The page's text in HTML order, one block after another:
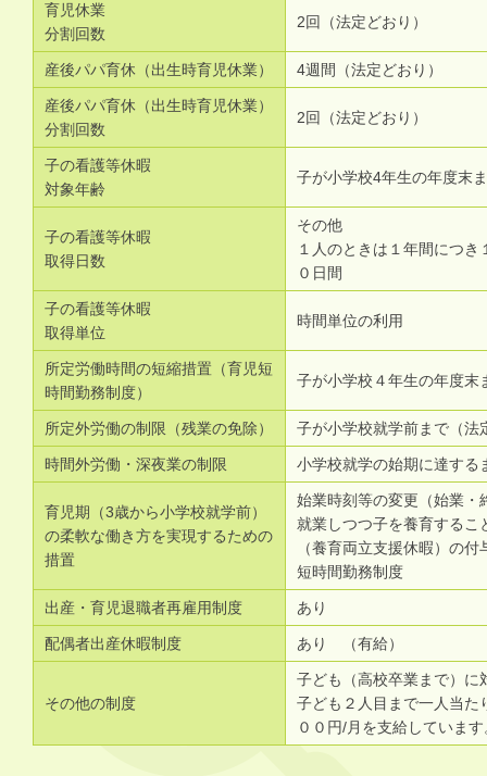
育児休業
分割回数
2回（法定どおり）
産後パパ育休（出生時育児休業） 4週間（法定どおり）
産後パパ育休（出生時育児休業）
分割回数
2回（法定どおり）
子の看護等休暇
対象年齢
子が小学校4年生の年度末
子の看護等休暇
取得日数
その他
１人のときは１年間につ
０日間
子の看護等休暇
取得単位
時間単位の利用
所定労働時間の短縮措置（育児短
時間勤務制度）
子が小学校４年生の年度末
所定外労働の制限（残業の免除） 子が小学校就学前まで（法
時間外労働・深夜業の制限 小学校就学の始期に達する
育児期（3歳から小学校就学前）
の柔軟な働き方を実現するための
措置
始業時刻等の変更（始業・
就業しつつ子を養育するこ
（養育両立支援休暇）の
短時間勤務制度
出産・育児退職者再雇用制度 あり
配偶者出産休暇制度 あり （有給）
その他の制度
子ども（高校卒業まで）に
子ども２人目まで一人当た
００円/月を支給しています